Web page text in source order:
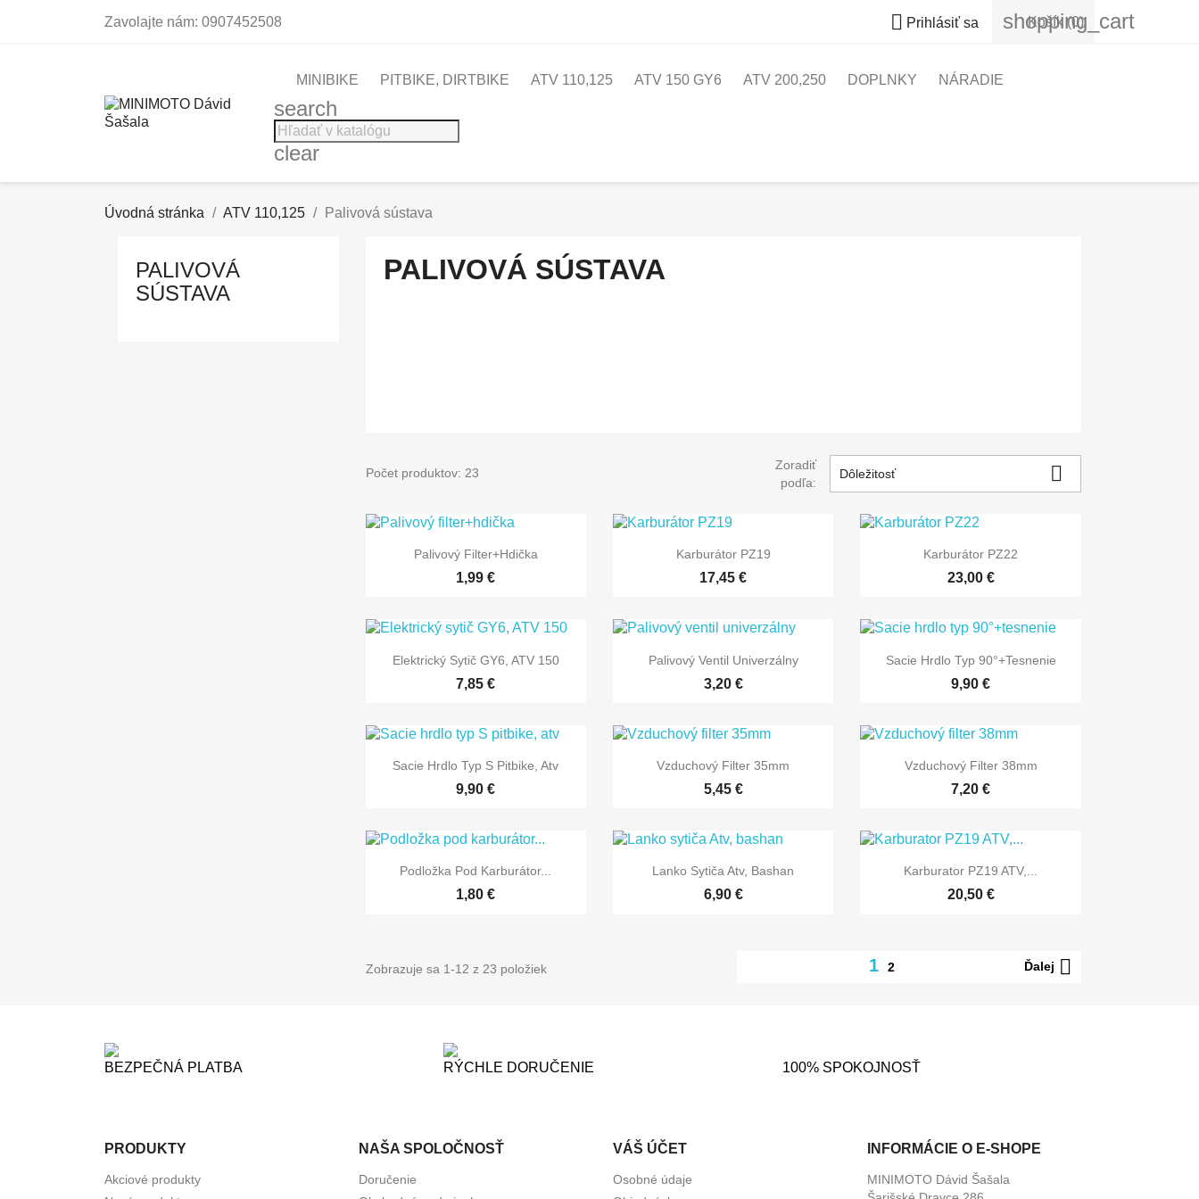
Zavolajte nám: 0907452508  Prihlásiť sa shopping_cart
Košík (0)
MINIBIKE PITBIKE, DIRTBIKE ATV 110,125 ATV 150 GY6 ATV 200,250 DOPLNKY NÁRADIE
search
clear
Úvodná stránka ATV 110,125 Palivová sústava
PALIVOVÁ
SÚSTAVA
PALIVOVÁ SÚSTAVA
Počet produktov: 23
Zoradiť
podľa:
Dôležitosť 
 Rýchly náhľad
Palivový Filter+hdička
1,99 €
 Rýchly náhľad
Karburátor PZ19
17,45 €
 Rýchly náhľad
Karburátor PZ22
23,00 €
 Rýchly náhľad
Elektrický Sytič GY6, ATV 150
7,85 €
 Rýchly náhľad
Palivový Ventil Univerzálny
3,20 €
 Rýchly náhľad
Sacie Hrdlo Typ 90°+tesnenie
9,90 €
 Rýchly náhľad
Sacie Hrdlo Typ S Pitbike, Atv
9,90 €
 Rýchly náhľad
Vzduchový Filter 35mm
5,45 €
 Rýchly náhľad
Vzduchový Filter 38mm
7,20 €
 Rýchly náhľad
Podložka Pod Karburátor...
1,80 €
 Rýchly náhľad
Lanko Sytiča Atv, Bashan
6,90 €
 Rýchly náhľad
Karburator PZ19 ATV,...
20,50 €
Zobrazuje sa 1-12 z 23 položiek 12 Ďalej 
BEZPEČNÁ PLATBA RÝCHLE DORUČENIE 100% SPOKOJNOSŤ
PRODUKTY
Akciové produkty
NAŠA SPOLOČNOSŤ
Doručenie
VÁŠ ÚČET
Osobné údaje
INFORMÁCIE O E-SHOPE
MINIMOTO Dávid Šašala